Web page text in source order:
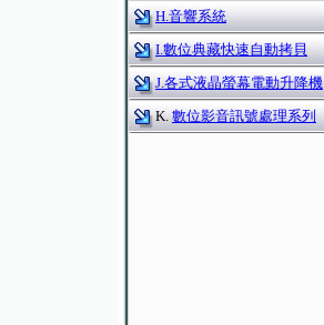
H.音響系統
I.數位典藏快速自動拷貝
J.各式液晶螢幕電動升降機
K.數位影音訊號處理系列